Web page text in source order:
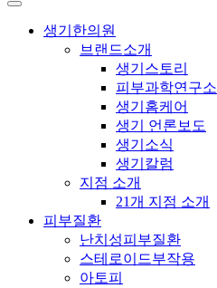
생기한의원
브랜드소개
생기스토리
피부과학연구소
생기홈케어
생기 언론보도
생기소식
생기칼럼
지점 소개
21개 지점 소개
피부질환
난치성피부질환
스테로이드부작용
아토피